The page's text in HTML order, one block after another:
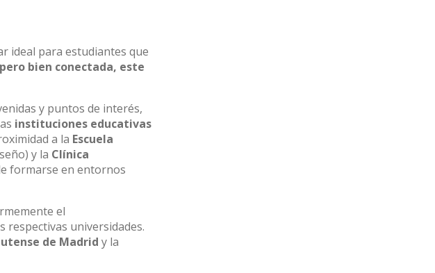
ideal para estudiantes que
bien conectada, este
y puntos de interés,
instituciones educativas
a la Escuela
y la Clínica
formarse en entornos
el
respectivas universidades.
de Madrid y la